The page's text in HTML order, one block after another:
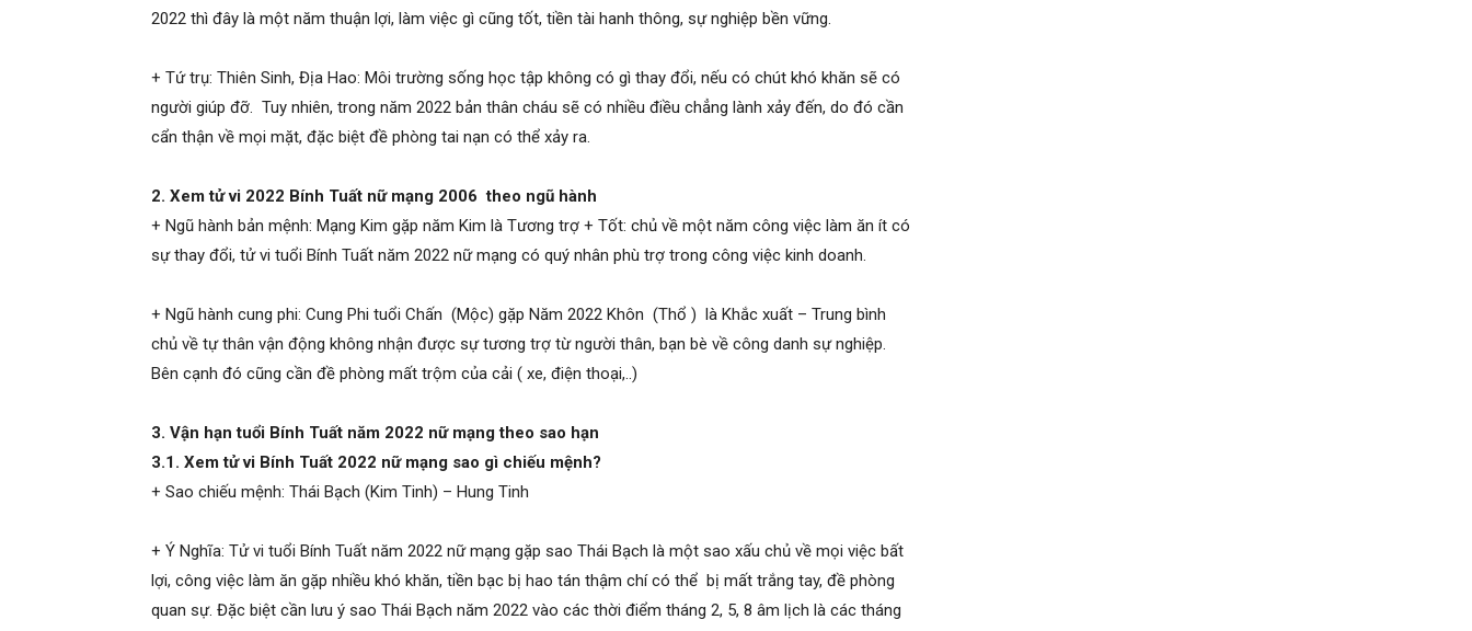
2022 thì đây là một năm thuận lợi, làm việc gì cũng tốt, tiền tài hanh thông, sự nghiệp bền vững.
+ Tứ trụ: Thiên Sinh, Địa Hao: Môi trường sống học tập không có gì thay đổi, nếu có chút khó khăn sẽ có
người giúp đỡ. Tuy nhiên, trong năm 2022 bản thân cháu sẽ có nhiều điều chẳng lành xảy đến, do đó cần
cẩn thận về mọi mặt, đặc biệt đề phòng tai nạn có thể xảy ra.
2. Xem tử vi 2022 Bính Tuất nữ mạng 2006 theo ngũ hành
+ Ngũ hành bản mệnh: Mạng Kim gặp năm Kim là Tương trợ + Tốt: chủ về một năm công việc làm ăn ít có
sự thay đổi, tử vi tuổi Bính Tuất năm 2022 nữ mạng có quý nhân phù trợ trong công việc kinh doanh.
+ Ngũ hành cung phi: Cung Phi tuổi Chấn (Mộc) gặp Năm 2022 Khôn (Thổ ) là Khắc xuất – Trung bình
chủ về tự thân vận động không nhận được sự tương trợ từ người thân, bạn bè về công danh sự nghiệp.
Bên cạnh đó cũng cần đề phòng mất trộm của cải ( xe, điện thoại,..)
3. Vận hạn tuổi Bính Tuất năm 2022 nữ mạng theo sao hạn
3.1. Xem tử vi Bính Tuất 2022 nữ mạng sao gì chiếu mệnh?
+ Sao chiếu mệnh: Thái Bạch (Kim Tinh) – Hung Tinh
+ Ý Nghĩa: Tử vi tuổi Bính Tuất năm 2022 nữ mạng gặp sao Thái Bạch là một sao xấu chủ về mọi việc bất
lợi, công việc làm ăn gặp nhiều khó khăn, tiền bạc bị hao tán thậm chí có thể bị mất trắng tay, đề phòng
quan sự. Đặc biệt cần lưu ý sao Thái Bạch năm 2022 vào các thời điểm tháng 2, 5, 8 âm lịch là các tháng